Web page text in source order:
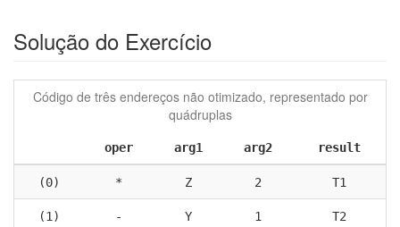
Solução do Exercício
Código de três endereços não otimizado, representado por
quádruplas
oper arg1 arg2 result
(0) * Z 2 T1
(1) - Y 1 T2